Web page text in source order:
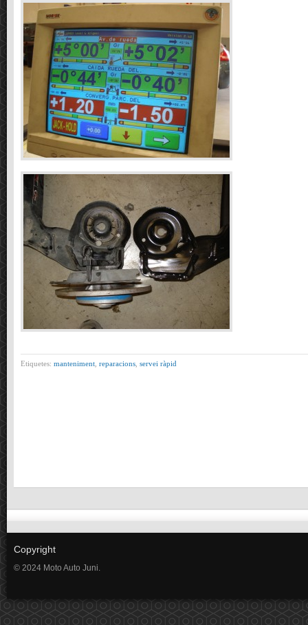
Etiquetes: manteniment reparacions servei ràpid
Copyright
© 2024 Moto Auto Juni.